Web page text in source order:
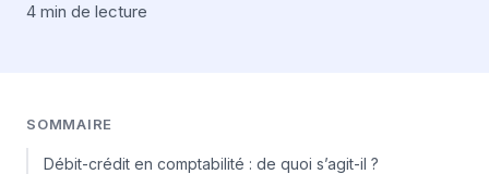
4 min de lecture
SOMMAIRE
Débit-crédit en comptabilité : de quoi s’agit-il ?